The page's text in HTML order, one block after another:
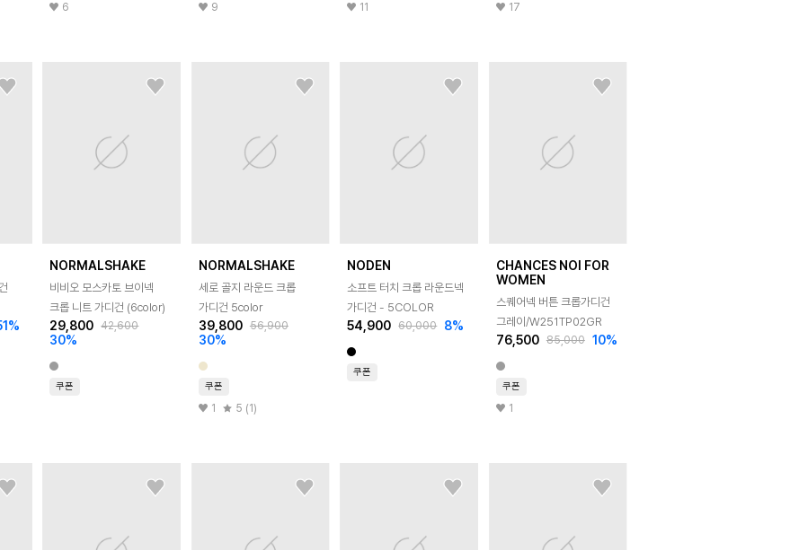
6 9 11 17
%
NORMALSHAKE
비비오 모스카토 브이넥
크롭 니트 가디건 (6color)
29,800 42,600
30%
쿠폰
NORMALSHAKE
세로 골지 라운드 크롭
가디건 5color
39,800 56,900
30%
쿠폰
1 5 (1)
NODEN
소프트 터치 크롭 라운드넥
가디건 - 5COLOR
54,900 60,000 8%
쿠폰
CHANCES NOI FOR
WOMEN
스퀘어넥 버튼 크롭가디건
그레이/W251TP02GR
76,500 85,000 10%
쿠폰
1